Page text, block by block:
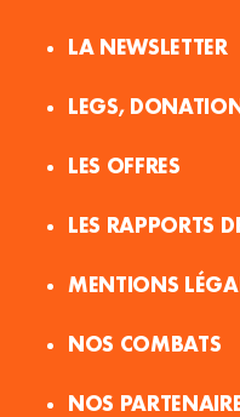
LA NEWSLETTER
LEGS,
LES OFFRES
LES RAPPORTS
MENTIONS
NOS COMBATS
NOS